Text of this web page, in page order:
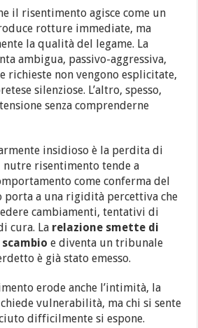
il risentimento agisce come un
rotture immediate, ma
la qualità del legame. La
ambigua, passivo-aggressiva,
richieste non vengono esplicitate,
silenziose. L’altro, spesso,
senza comprenderne
insidioso è la perdita di
risentimento tende a
come conferma del
porta a una rigidità percettiva che
cambiamenti, tentativi di
cura. La relazione smette di
scambioe diventa un tribunale
è già stato emesso.
erode anche l’intimità, la
vulnerabilità, ma chi si sente
difficilmente si espone.